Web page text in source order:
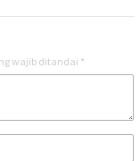
wajib ditandai *